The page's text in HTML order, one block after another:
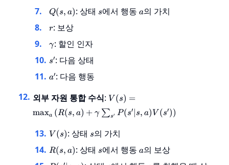
\max_{a'}
Q(s', a')
Q(s,
Q(s, a): 상태 s
s에서 행동 a
a의 가치
r
r: 보상
\gamma
γ: 할인 인자
s'
s′: 다음 상태
a'
a′: 다음 행동
외부 자원 통합 수식: V(s) =
\max_{a}
\left( R(s,
\gamma
\sum_{s'}
P(s'|s, a)
V (s) =
maxa (R(s, a) + γ ∑s′ P (s′ s, a) V (s′))
V(s)
V (s): 상태 s
s의 가치
R(s,
R(s, a): 상태 s
s에서 행동 a
a의 보상